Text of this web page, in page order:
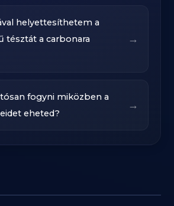
helyettesíthetem a
tésztát a carbonara
→
fogyni miközben a
eheted?
→